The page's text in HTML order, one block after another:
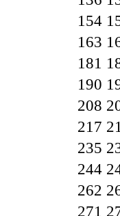
154
163
181
190
208
217
235
244
262
271